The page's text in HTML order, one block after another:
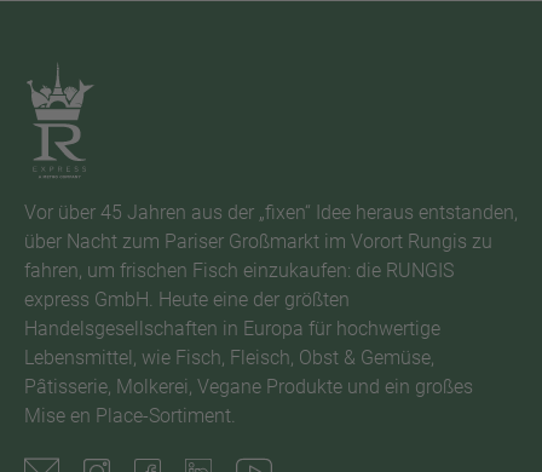
Vor über 45 Jahren aus der „fixen“ Idee heraus entstanden,
über Nacht zum Pariser Großmarkt im Vorort Rungis zu
fahren, um frischen Fisch einzukaufen: die RUNGIS
express GmbH. Heute eine der größten
Handelsgesellschaften in Europa für hochwertige
Lebensmittel, wie Fisch, Fleisch, Obst & Gemüse,
Pâtisserie, Molkerei, Vegane Produkte und ein großes
Mise en Place-Sortiment.